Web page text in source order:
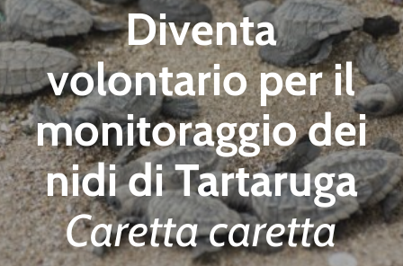
Diventa
volontario per il
monitoraggio dei
nidi di Tartaruga
Caretta caretta